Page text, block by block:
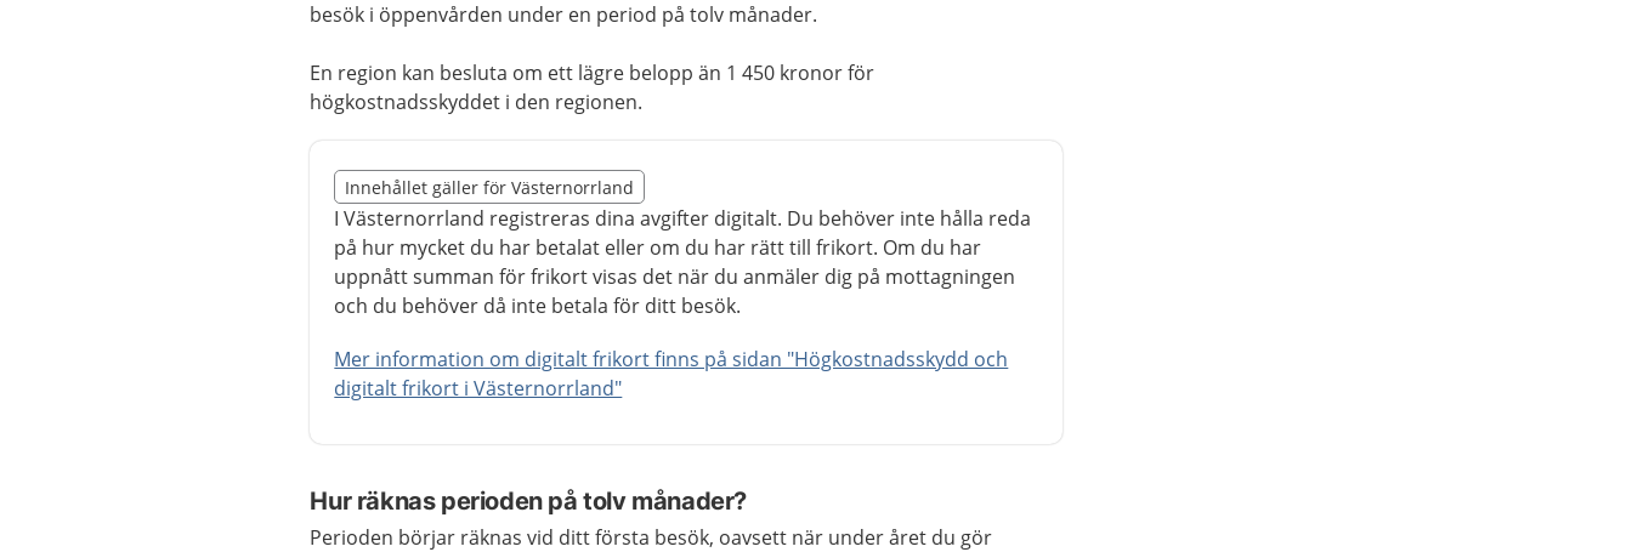
besök i öppenvården under en period på tolv månader.
En region kan besluta om ett lägre belopp än 1 450 kronor för
högkostnadsskyddet i den regionen.
Nedan innehåll gäller region Västernorrland
Innehållet gäller för Västernorrland
I Västernorrland registreras dina avgifter digitalt. Du behöver inte hålla reda
på hur mycket du har betalat eller om du har rätt till frikort. Om du har
uppnått summan för frikort visas det när du anmäler dig på mottagningen
och du behöver då inte betala för ditt besök.
Mer information om digitalt frikort finns på sidan "Högkostnadsskydd och
digitalt frikort i Västernorrland"
Slut på det regionala tillägget från region Västernorrland
Hur räknas perioden på tolv månader?
Perioden börjar räknas vid ditt första besök, oavsett när under året du gör